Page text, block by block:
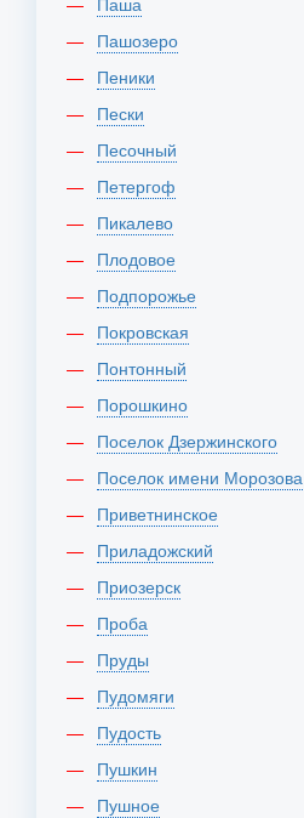
Пашозеро
Пеники
Пески
Песочный
Петергоф
Пикалево
Плодовое
Подпорожье
Покровская
Понтонный
Порошкино
Поселок Дзержинского
Поселок имени Морозова
Приветнинское
Приладожский
Приозерск
Проба
Пруды
Пудомяги
Пудость
Пушкин
Пушное